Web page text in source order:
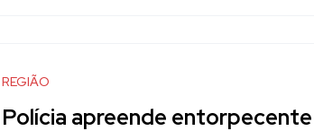
REGIÃO
Polícia apreende